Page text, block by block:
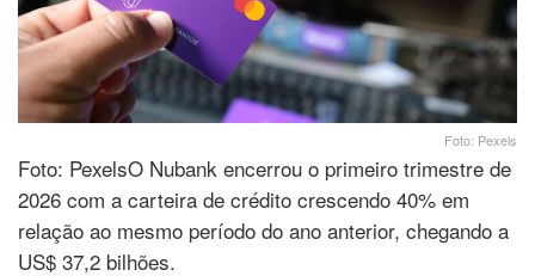
Foto: Pexels
Foto: PexelsO Nubank encerrou o primeiro trimestre de
2026 com a carteira de crédito crescendo 40% em
relação ao mesmo período do ano anterior, chegando a
US$ 37,2 bilhões.